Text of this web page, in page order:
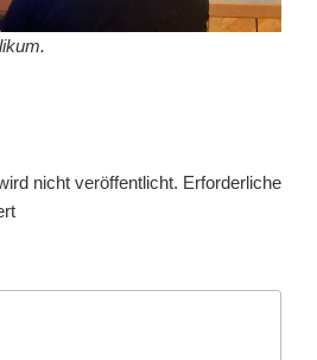
nicht veröffentlicht. Erforderliche